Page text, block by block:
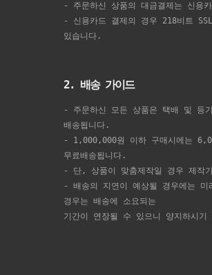
- 주문하신 상품의 대금결제는 신용
- 신용카드 결제의 경우 218비트
있습니다.
2. 배송 가이드
- 주문하신 모든 상품은 택배 및 등
배송됩니다.
- 1,000,000원 이하 구매시에는
무료배송됩니다.
- 단, 상품이 맞춤제작일 경우 제작
- 배송의 지연이 예상될 경우에는
경우는 배송에 소요되는
기간이 연장될 수 있으니 양지하시기